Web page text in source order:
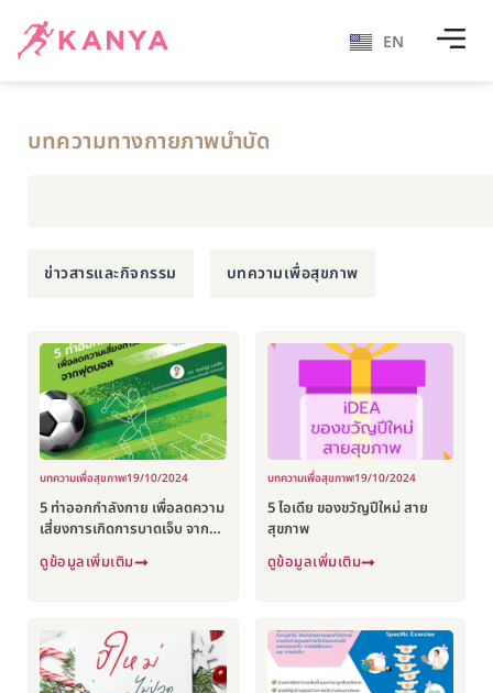
EN
บทความทางกายภาพบำบัด
ข่าวสารและกิจกรรม บทความเพื่อสุขภาพ
บทความเพื่อสุขภาพ19/10/2024
5 ท่าออกกำลังกาย เพื่อลดความ
เสี่ยงการเกิดการบาดเจ็บ จาก
ฟุตบอล
ดูข้อมูลเพิ่มเติม
บทความเพื่อสุขภาพ19/10/2024
5 ไอเดีย ของขวัญปีใหม่ สาย
สุขภาพ
ดูข้อมูลเพิ่มเติม